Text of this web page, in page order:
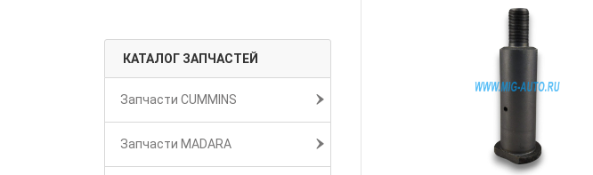
КАТАЛОГ ЗАПЧАСТЕЙ
Запчасти CUMMINS
Запчасти MADARA